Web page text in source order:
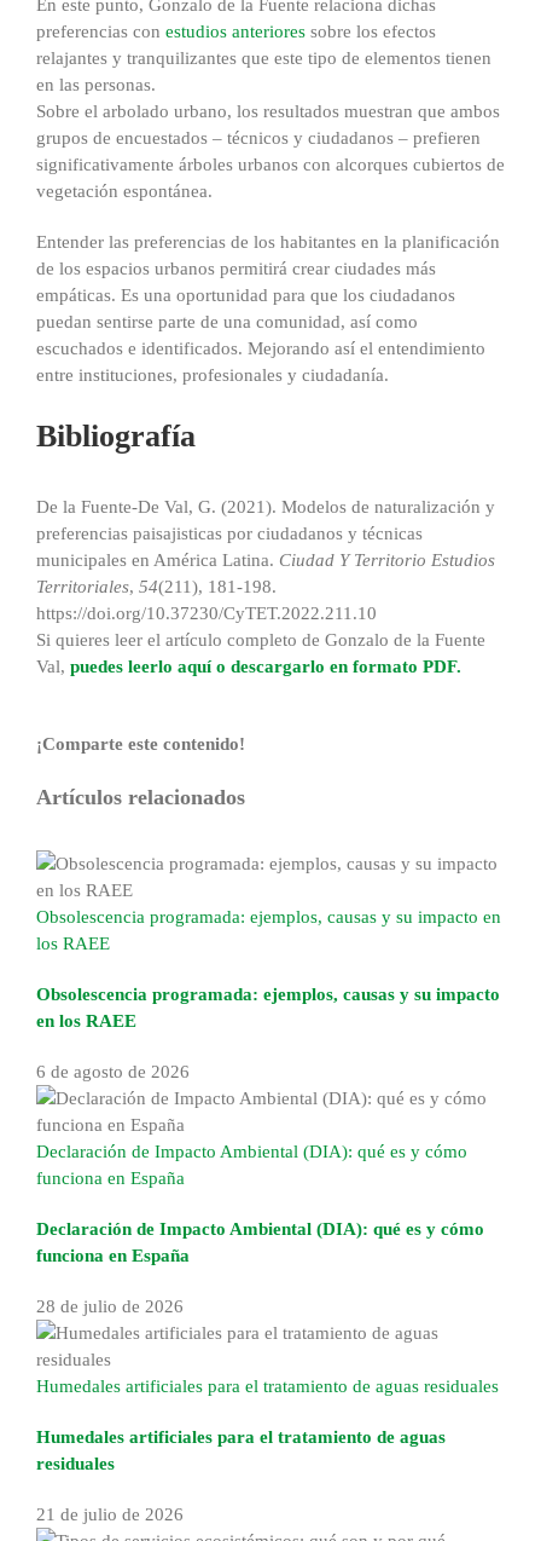
En este punto, Gonzalo de la Fuente relaciona dichas
preferencias con estudios anteriores sobre los efectos
relajantes y tranquilizantes que este tipo de elementos tienen
en las personas.
Sobre el arbolado urbano, los resultados muestran que ambos
grupos de encuestados – técnicos y ciudadanos – prefieren
significativamente árboles urbanos con alcorques cubiertos de
vegetación espontánea.
Entender las preferencias de los habitantes en la planificación
de los espacios urbanos permitirá crear ciudades más
empáticas. Es una oportunidad para que los ciudadanos
puedan sentirse parte de una comunidad, así como
escuchados e identificados. Mejorando así el entendimiento
entre instituciones, profesionales y ciudadanía.
Bibliografía
De la Fuente-De Val, G. (2021). Modelos de naturalización y
preferencias paisajisticas por ciudadanos y técnicas
municipales en América Latina. Ciudad Y Territorio Estudios
Territoriales, 54(211), 181-198.
https://doi.org/10.37230/CyTET.2022.211.10
Si quieres leer el artículo completo de Gonzalo de la Fuente
Val, puedes leerlo aquí o descargarlo en formato PDF.
¡Comparte este contenido!
Facebook
X
Reddit
LinkedIn
WhatsApp
Tumblr
Pinterest
Correo
electrónico
Artículos relacionados
Obsolescencia programada: ejemplos, causas y su impacto en
los RAEE
Obsolescencia programada: ejemplos, causas y su impacto
en los RAEE
6 de agosto de 2026
Declaración de Impacto Ambiental (DIA): qué es y cómo
funciona en España
Declaración de Impacto Ambiental (DIA): qué es y cómo
funciona en España
28 de julio de 2026
Humedales artificiales para el tratamiento de aguas residuales
Humedales artificiales para el tratamiento de aguas
residuales
21 de julio de 2026